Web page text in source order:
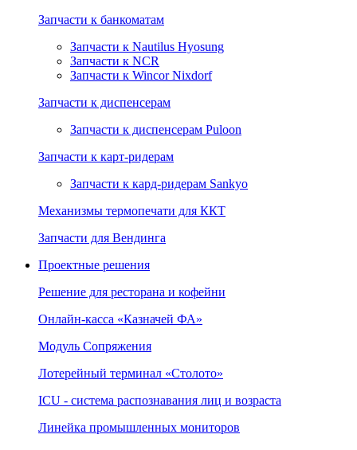
Запчасти к банкоматам
Запчасти к Nautilus Hyosung
Запчасти к NCR
Запчасти к Wincor Nixdorf
Запчасти к диспенсерам
Запчасти к диспенсерам Puloon
Запчасти к карт-ридерам
Запчасти к кард-ридерам Sankyo
Механизмы термопечати для ККТ
Запчасти для Вендинга
Проектные решения
Решение для ресторана и кофейни
Онлайн‑касса «Казначей ФА»
Модуль Сопряжения
Лотерейный терминал «Столото»
ICU - система распознавания лиц и возраста
Линейка промышленных мониторов